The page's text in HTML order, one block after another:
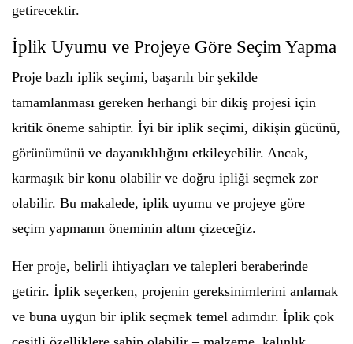
getirecektir.
İplik Uyumu ve Projeye Göre Seçim Yapma
Proje bazlı iplik seçimi, başarılı bir şekilde
tamamlanması gereken herhangi bir dikiş projesi için
kritik öneme sahiptir. İyi bir iplik seçimi, dikişin gücünü,
görünümünü ve dayanıklılığını etkileyebilir. Ancak,
karmaşık bir konu olabilir ve doğru ipliği seçmek zor
olabilir. Bu makalede, iplik uyumu ve projeye göre
seçim yapmanın öneminin altını çizeceğiz.
Her proje, belirli ihtiyaçları ve talepleri beraberinde
getirir. İplik seçerken, projenin gereksinimlerini anlamak
ve buna uygun bir iplik seçmek temel adımdır. İplik çok